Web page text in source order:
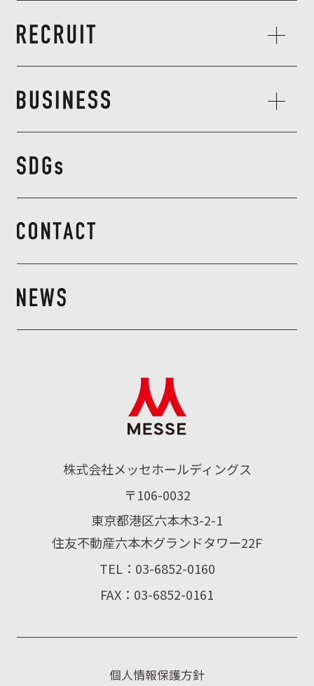
株式会社メッセホールディングス
〒106-0032
東京都港区六本木3-2-1
住友不動産六本木グランドタワー22F
TEL：03-6852-0160
FAX：03-6852-0161
個人情報保護方針